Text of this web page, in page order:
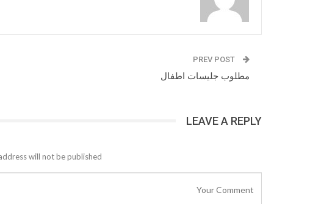
مطلوب جليسات اطفال
LEAVE A REPLY
will not be published.